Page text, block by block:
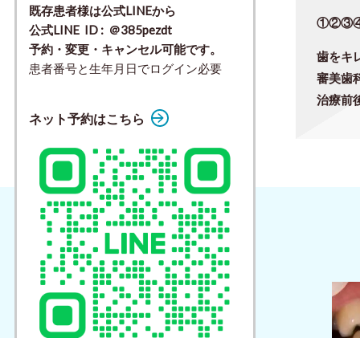
①②③④
歯をキ
審美歯
治療前
既存患者様は公式LINEから
公式LINE ID : ＠385pezdt
予約・変更・キャンセル可能です。
患者番号と生年月日でログイン必要
ネット予約はこちら